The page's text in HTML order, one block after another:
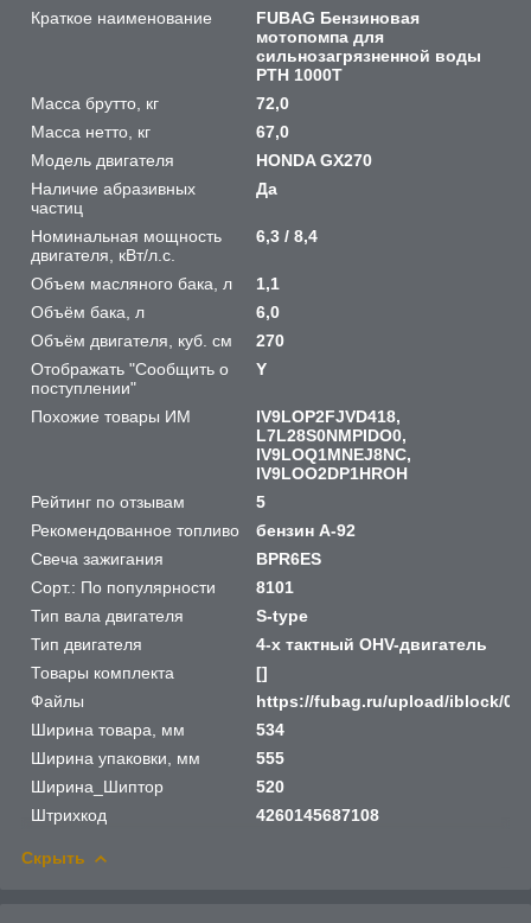
Краткое наименование
FUBAG Бензиновая
мотопомпа для
сильнозагрязненной воды
PTH 1000Т
Масса брутто, кг
72,0
Масса нетто, кг
67,0
Модель двигателя
HONDA GX270
Наличие абразивных
частиц
Да
Номинальная мощность
двигателя, кВт/л.с.
6,3 / 8,4
Объем масляного бака, л
1,1
Объём бака, л
6,0
Объём двигателя, куб. см
270
Отображать "Сообщить о
поступлении"
Y
Похожие товары ИМ
IV9LOP2FJVD418,
L7L28S0NMPIDO0,
IV9LOQ1MNEJ8NC,
IV9LOO2DP1HROH
Рейтинг по отзывам
5
Рекомендованное топливо
бензин А-92
Свеча зажигания
BPR6ES
Сорт.: По популярности
8101
Тип вала двигателя
S-type
Тип двигателя
4-х тактный OHV-двигатель
Товары комплекта
[]
Файлы
https://fubag.ru/upload/iblock/
Ширина товара, мм
534
Ширина упаковки, мм
555
Ширина_Шиптор
520
Штрихкод
4260145687108
Скрыть